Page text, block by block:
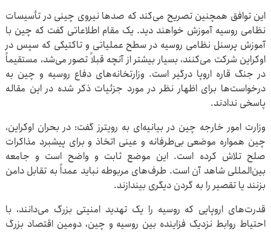
این توافق همچنین تصریح می‌کند که صدها نیروی چینی در تأسیسات
نظامی روسیه آموزش خواهند دید. یک مقام اطلاعاتی گفت که چین با
آموزش پرسنل نظامی روسیه در سطح عملیاتی و تاکتیکی که سپس در
اوکراین شرکت می‌کنند، بسیار بیشتر از آنچه قبلاً تصور می‌شد، مستقیماً
در جنگ قاره اروپا درگیر است. وزارتخانه‌های دفاع روسیه و چین به
درخواست‌ها برای اظهار نظر در مورد جزئیات ذکر شده در این مقاله
پاسخی ندادند.
وزارت امور خارجه چین در بیانیه‌ای به رویترز گفت: در بحران اوکراین،
چین همواره موضعی بی‌طرفانه و عینی اتخاذ و برای پیشبرد مذاکرات
صلح تلاش کرده است. این موضع ثابت و واضح است و جامعه
بین‌المللی شاهد آن است. طرف‌های مربوطه نباید عمداً به تقابل دامن
بزنند یا تقصیر را به گردن دیگری بیندازند.
قدرت‌های اروپایی که روسیه را یک تهدید امنیتی بزرگ می‌دانند، با
احتیاط روابط نزدیک فزاینده بین روسیه و چین، دومین اقتصاد بزرگ